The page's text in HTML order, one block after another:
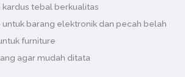
kardus tebal berkualitas
barang elektronik dan pecah belah
furniture
agar mudah ditata